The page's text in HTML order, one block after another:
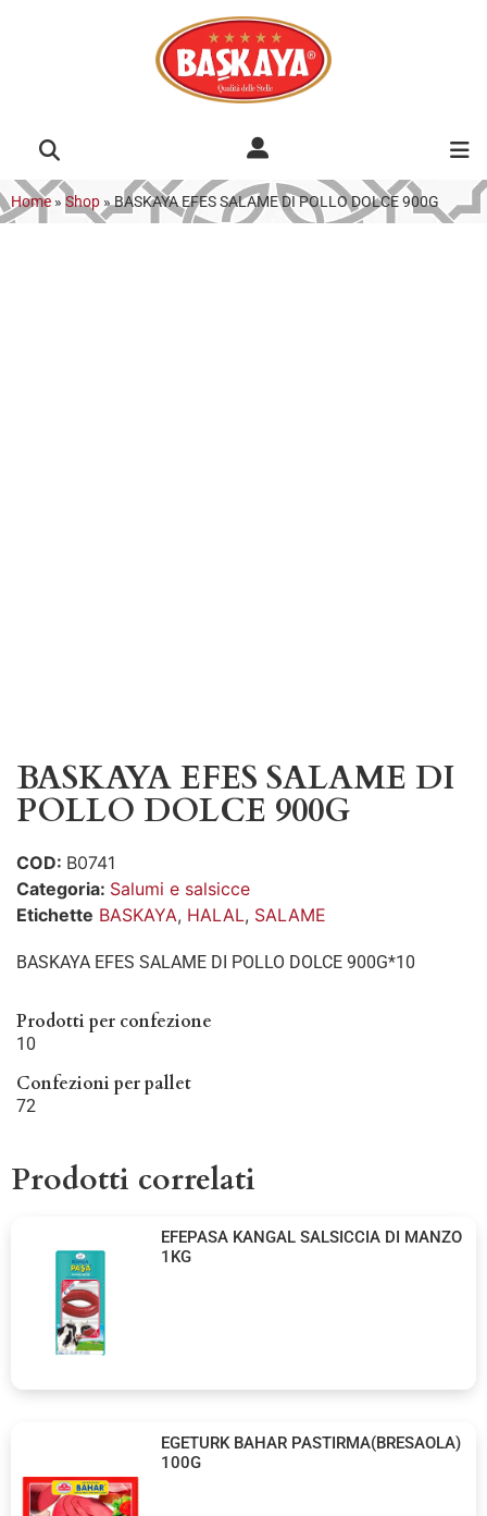
Home » Shop »BASKAYA EFES SALAME DI POLLO DOLCE 900G
BASKAYA EFES SALAME DI
POLLO DOLCE 900G
COD: B0741
Categoria: Salumi e salsicce
Etichette BASKAYA, HALAL, SALAME
BASKAYA EFES SALAME DI POLLO DOLCE 900G*10
Prodotti per confezione
10
Confezioni per pallet
72
Prodotti correlati
EFEPASA KANGAL SALSICCIA DI MANZO
1KG
EGETURK BAHAR PASTIRMA(BRESAOLA)
100G